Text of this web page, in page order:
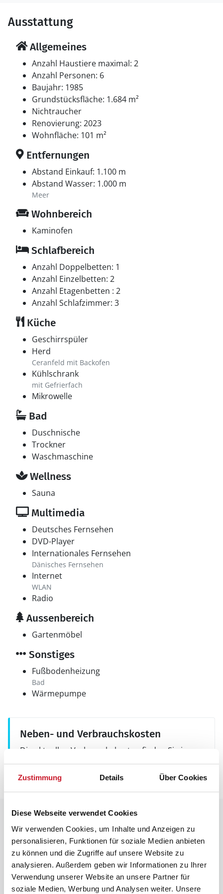
Zustimmung Details Über Cookies
Diese Webseite verwendet Cookies
Wir verwenden Cookies, um Inhalte und Anzeigen zu
personalisieren, Funktionen für soziale Medien anbieten
zu können und die Zugriffe auf unsere Website zu
analysieren. Außerdem geben wir Informationen zu Ihrer
Verwendung unserer Website an unsere Partner für
soziale Medien, Werbung und Analysen weiter. Unsere
Ausstattung
Allgemeines
Anzahl Haustiere maximal: 2
Anzahl Personen: 6
Baujahr: 1985
Grundstücksfläche: 1.684 m²
Nichtraucher
Renovierung: 2023
Wohnfläche: 101 m²
Entfernungen
Abstand Einkauf: 1.100 m
Abstand Wasser: 1.000 m
Meer
Wohnbereich
Kaminofen
Schlafbereich
Anzahl Doppelbetten: 1
Anzahl Einzelbetten: 2
Anzahl Etagenbetten : 2
Anzahl Schlafzimmer: 3
Küche
Geschirrspüler
Herd
Ceranfeld mit Backofen
Kühlschrank
mit Gefrierfach
Mikrowelle
Bad
Duschnische
Trockner
Waschmaschine
Wellness
Sauna
Multimedia
Deutsches Fernsehen
DVD-Player
Internationales Fernsehen
Dänisches Fernsehen
Internet
WLAN
Radio
Aussenbereich
Gartenmöbel
Sonstiges
Fußbodenheizung
Bad
Wärmepumpe
Neben- und Verbrauchskosten
Die aktuellen Verbrauchskosten finden Sie im
nächsten Schritt im Buchungsformular.
Raumaufteilung